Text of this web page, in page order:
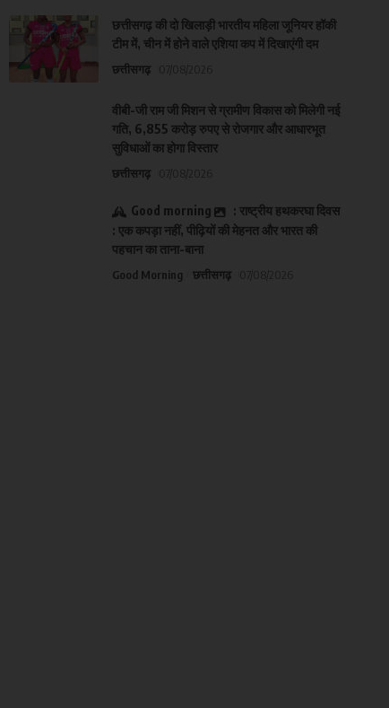
छत्तीसगढ़ की दो खिलाड़ी भारतीय महिला जूनियर हॉकी
टीम में, चीन में होने वाले एशिया कप में दिखाएंगी दम
छत्तीसगढ़
वीबी-जी राम जी मिशन से ग्रामीण विकास को मिलेगी नई
गति, 6,855 करोड़ रुपए से रोजगार और आधारभूत
सुविधाओं का होगा विस्तार
छत्तीसगढ़
Good morning
: राष्ट्रीय हथकरघा दिवस
: एक कपड़ा नहीं, पीढ़ियों की मेहनत और भारत की
पहचान का ताना-बाना
Good Morning छत्तीसगढ़